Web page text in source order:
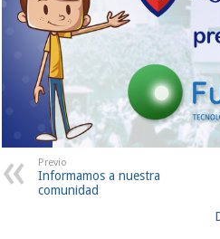
Previo
Informamos a nuestra
comunidad